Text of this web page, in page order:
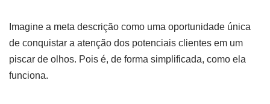
Imagine a meta descrição como uma oportunidade única
de conquistar a atenção dos potenciais clientes em um
piscar de olhos. Pois é, de forma simplificada, como ela
funciona.